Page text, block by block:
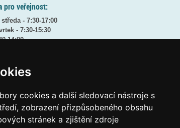
cookies a další sledovací nástroje s
zobrazení přizpůsobeného obsahu
stránek a zjištění zdroje
pro veřejnost:
- 7:30-17:00
- 7:30-15:30
14:00
ZDE)
govcz
schránky: vidaawt